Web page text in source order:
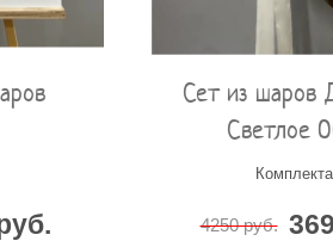
Сет из шаров
Светлое
4250 руб.